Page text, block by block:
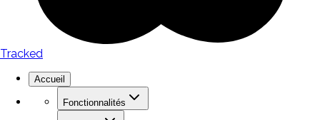
Tracked
Accueil
Fonctionnalités